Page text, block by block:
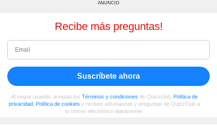
ANUNCIO
Recibe más preguntas!
Suscríbete ahora
Al seguir usando, aceptas los Términos y condiciones de Quizzclub, Política de
privacidad, Política de cookies y recibes adivinanzas y preguntas de QuizzClub a
tu correo electrónico diariamente.